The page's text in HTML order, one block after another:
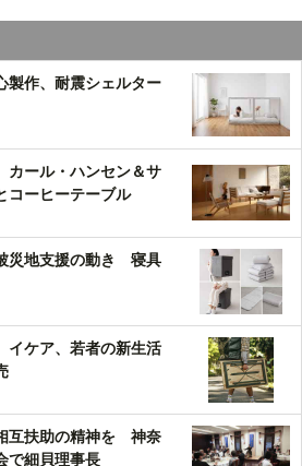
作、耐震シェルター
ール・ハンセン＆サ
コーヒーテーブル
災地支援の動き 寝具
ケア、若者の新生活
互扶助の精神を 神奈
で細貝理事長